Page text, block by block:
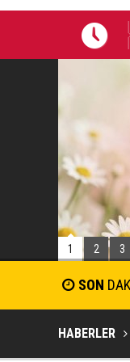
1 2 3
HABERLER